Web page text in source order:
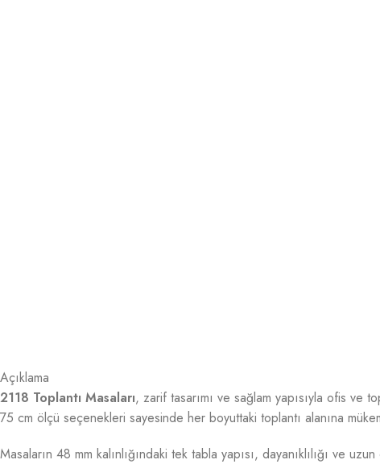
Açıklama
2118 Toplantı Masaları, zarif tasarımı ve sağlam yapısıyla ofis
75 cm ölçü seçenekleri sayesinde her boyuttaki toplantı alanına
Masaların 48 mm kalınlığındaki tek tabla yapısı, dayanıklılığı ve